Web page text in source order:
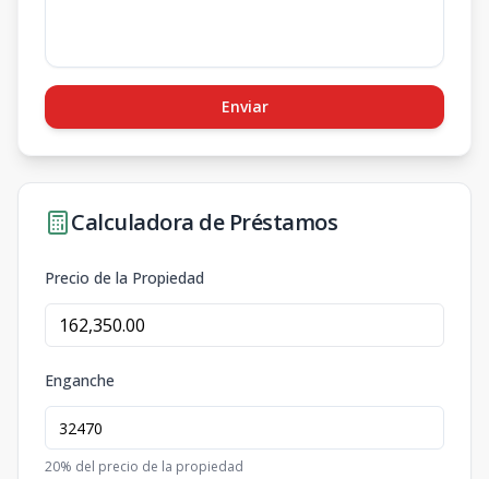
Enviar
Calculadora de Préstamos
Precio de la Propiedad
Enganche
20% del precio de la propiedad